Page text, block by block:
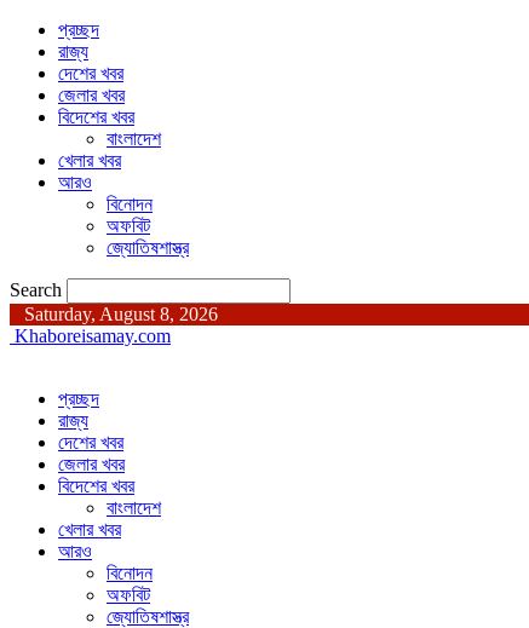
প্রচ্ছদ
রাজ্য
দেশের খবর
জেলার খবর
বিদেশের খবর
বাংলাদেশ
খেলার খবর
আরও
বিনোদন
অফবিট
জ্যোতিষশাস্ত্র
Search
Saturday, August 8, 2026
Khaboreisamay.com
প্রচ্ছদ
রাজ্য
দেশের খবর
জেলার খবর
বিদেশের খবর
বাংলাদেশ
খেলার খবর
আরও
বিনোদন
অফবিট
জ্যোতিষশাস্ত্র